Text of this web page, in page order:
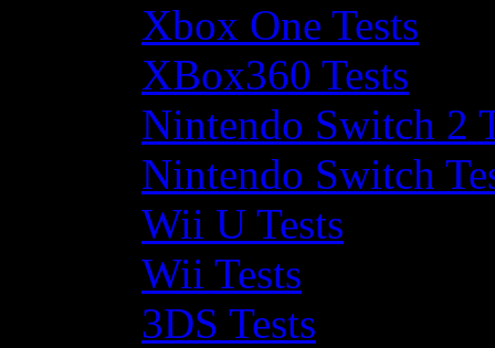
Xbox One Tests
XBox360 Tests
Nintendo Switch 2
Nintendo Switch
Wii U Tests
Wii Tests
3DS Tests